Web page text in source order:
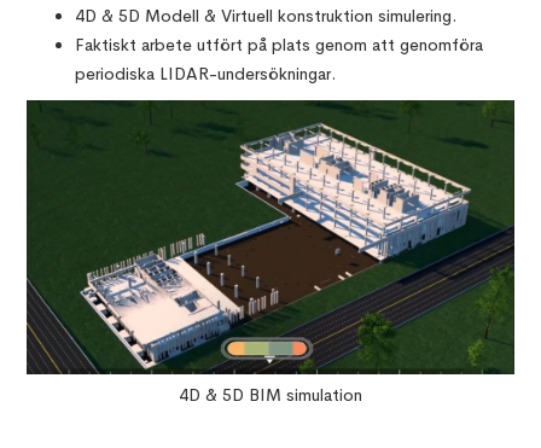
4D & 5D Modell & Virtuell konstruktion simulering.
Faktiskt arbete utfört på plats genom att genomföra
periodiska LIDAR-undersökningar.
4D & 5D BIM simulation